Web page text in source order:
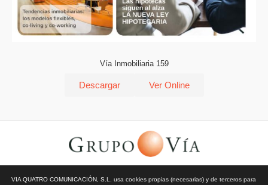
Vía Inmobiliaria 159
Descargar Ver Online
| Grupo Vía | 2026 |Aviso Legal y Privacidad|Política de
VIA QUATRO COMUNICACIÓN, S.L. usa cookies propias (necesarias) y de terceros para